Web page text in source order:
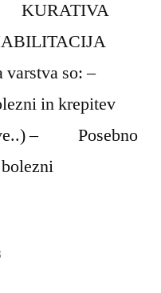
KURATIVA
varstva so: –
in krepitev
– Posebno